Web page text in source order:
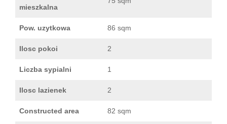
mieszkalna
Pow. uzytkowa 86 sqm
Ilosc pokoi 2
Liczba sypialni 1
Ilosc lazienek 2
Constructed area 82 sqm